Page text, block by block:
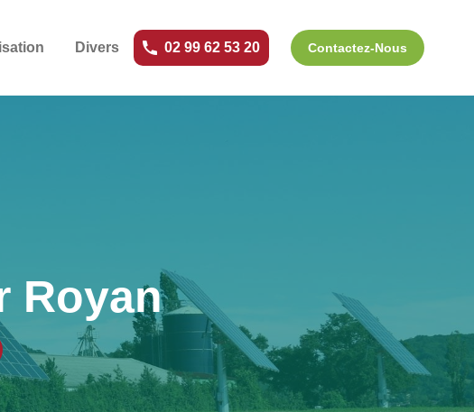
Divers 02 99 62 53 20 Contactez-Nous
Royan